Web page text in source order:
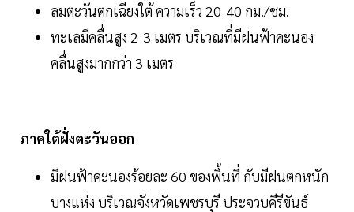
ลมตะวันตกเฉียงใต้ ความเร็ว 20-40 กม./ชม.
ทะเลมีคลื่นสูง 2-3 เมตร บริเวณที่มีฝนฟ้าคะนอง
คลื่นสูงมากกว่า 3 เมตร
ภาคใต้ฝั่งตะวันออก
มีฝนฟ้าคะนองร้อยละ 60 ของพื้นที่ กับมีฝนตกหนัก
บางแห่ง บริเวณจังหวัดเพชรบุรี ประจวบคีรีขันธ์